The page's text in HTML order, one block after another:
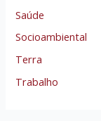
Saúde
Socioambiental
Terra
Trabalho